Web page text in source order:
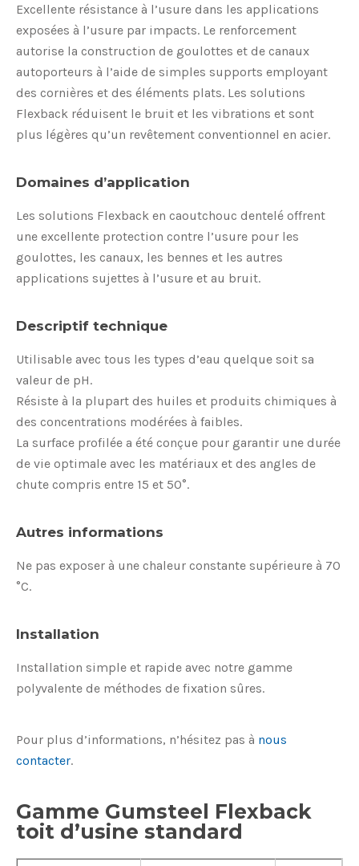
Excellente résistance à l’usure dans les applications
exposées à l’usure par impacts. Le renforcement
autorise la construction de goulottes et de canaux
autoporteurs à l’aide de simples supports employant
des cornières et des éléments plats. Les solutions
Flexback réduisent le bruit et les vibrations et sont
plus légères qu’un revêtement conventionnel en acier.
Domaines d’application
Les solutions Flexback en caoutchouc dentelé offrent
une excellente protection contre l’usure pour les
goulottes, les canaux, les bennes et les autres
applications sujettes à l’usure et au bruit.
Descriptif technique
Utilisable avec tous les types d’eau quelque soit sa
valeur de pH.
Résiste à la plupart des huiles et produits chimiques à
des concentrations modérées à faibles.
La surface profilée a été conçue pour garantir une durée
de vie optimale avec les matériaux et des angles de
chute compris entre 15 et 50°.
Autres informations
Ne pas exposer à une chaleur constante supérieure à 70
°C.
Installation
Installation simple et rapide avec notre gamme
polyvalente de méthodes de fixation sûres.
Pour plus d’informations, n’hésitez pas à nous
contacter.
Gamme Gumsteel Flexback
toit d’usine standard